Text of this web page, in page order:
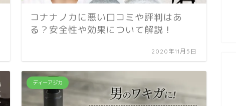
コナナノカに悪い口コミや評判はあ
る？安全性や効果について解説！
2020年11月5日
ディーアジカ